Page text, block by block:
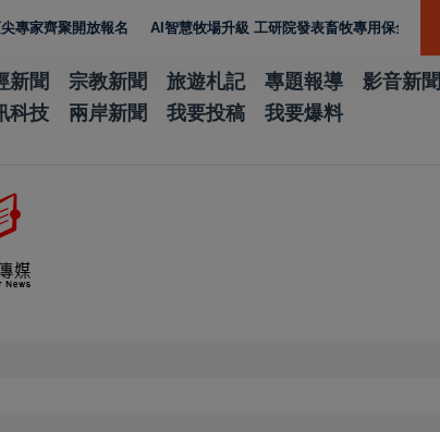
聚開放報名 AI智慧牧場升級 工研院發表畜牧專用保全機器人
新聞 宗教新聞 旅遊札記 專題報導 影音新聞
科技 兩岸新聞 我要投稿 我要爆料